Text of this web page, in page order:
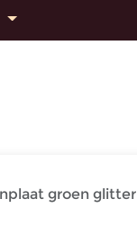
groen glitter